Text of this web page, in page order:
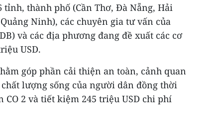
tỉnh, thành phố (Cần Thơ, Đà Nẵng, Hải
Ninh), các chuyên gia tư vấn của
và các địa phương đang đề xuất các cơ
USD.
góp phần cải thiện an toàn, cảnh quan
lượng sống của người dân đồng thời
2 và tiết kiệm 245 triệu USD chi phí